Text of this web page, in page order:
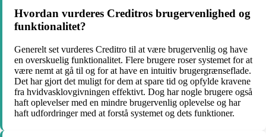
Hvordan vurderes Creditros brugervenlighed og
funktionalitet?
Generelt set vurderes Creditro til at være brugervenlig og have
en overskuelig funktionalitet. Flere brugere roser systemet for at
være nemt at gå til og for at have en intuitiv brugergrænseflade.
Det har gjort det muligt for dem at spare tid og opfylde kravene
fra hvidvasklovgivningen effektivt. Dog har nogle brugere også
haft oplevelser med en mindre brugervenlig oplevelse og har
haft udfordringer med at forstå systemet og dets funktioner.